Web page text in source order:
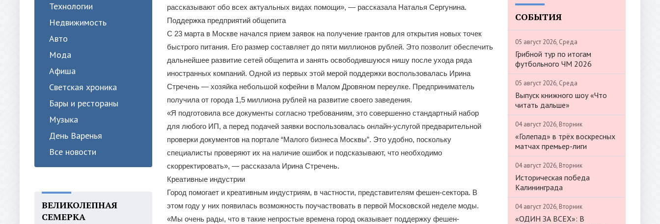
Технологии
Недвижимость
Авто
Мода
Афиша
Светская хроника
Бары и рестораны
Музыка
День Варенья
Все новости
ВЕЛИКОЛЕПНАЯ
СЕМЕРКА
рассказывают обо всех актуальных видах помощи», — рассказала Наталья Сергунина.
Поддержка предприятий общепита
С 23 марта в Москве начался прием заявок на получение грантов для открытия новых точек
быстрого питания. Его размер составляет до пяти миллионов рублей. Это позволит обеспечить
дальнейшее развитие сетей общепита и занять освободившуюся нишу после ухода ряда
иностранных компаний. Одной из первых этой мерой поддержки воспользовалась Ирина
Стречень — хозяйка небольшой кофейни в Малом Дровяном переулке. Предприниматель
получила от города 1,5 миллиона рублей на развитие своего заведения.
«Я подготовила все документы согласно требованиям, это совершенно стандартный набор
для любого ИП, а перед подачей заявки воспользовалась онлайн-услугой предварительной
проверки документов на портале “Малого бизнеса Москвы”. Это удобно, поскольку
специалисты проверяют их на наличие ошибок и подсказывают, что необходимо
скорректировать», — рассказала Ирина Стречень.
Креативные индустрии
Город помогает и креативным индустриям, в частности, представителям фешен-сектора. В
этом году у них появилась возможность поучаствовать в первой Московской неделе моды.
«Мы очень рады, что в такие непростые времена город оказывает поддержку фешен-
СОБЫТИЯ
05 август 2026, Среда
Грибной тур по итогам
футбольного ЧМ 2026
05 август 2026, Среда
Выпуск книжного шоу «Что
читать дальше»
04 август 2026, Вторник
«Голепад» в трёх воскресных
матчах премьер-лиги
04 август 2026, Вторник
Историческая победа
Калининграда
04 август 2026, Вторник
«ОДИН ЗА ВСЕХ»: В